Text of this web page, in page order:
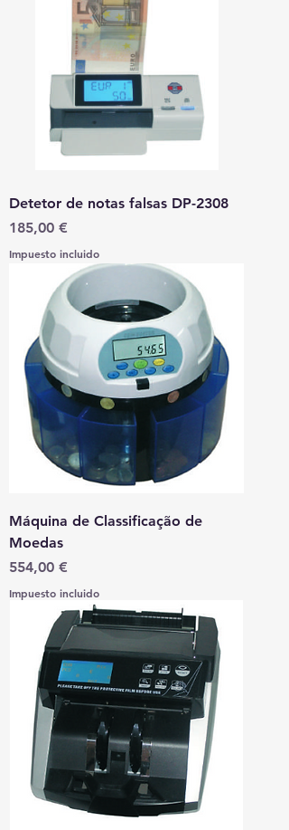
Detetor de notas falsas DP-2308
Precio
185,00 €
Impuesto incluido
Máquina de Classificação de
Moedas
Precio
554,00 €
Impuesto incluido